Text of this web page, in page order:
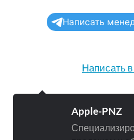
Написать
Написать
Apple-PNZ